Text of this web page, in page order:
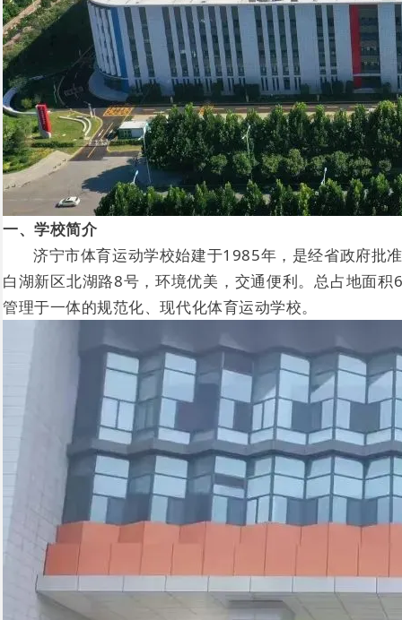
一、学校简介
济宁市体育运动学校始建于1985年，是经省政府批
白湖新区北湖路8号，环境优美，交通便利。总占地面
管理于一体的规范化、现代化体育运动学校。